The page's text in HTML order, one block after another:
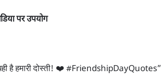
पर उपयोग
है हमारी दोस्ती! ❤️ #FriendshipDayQuotes”